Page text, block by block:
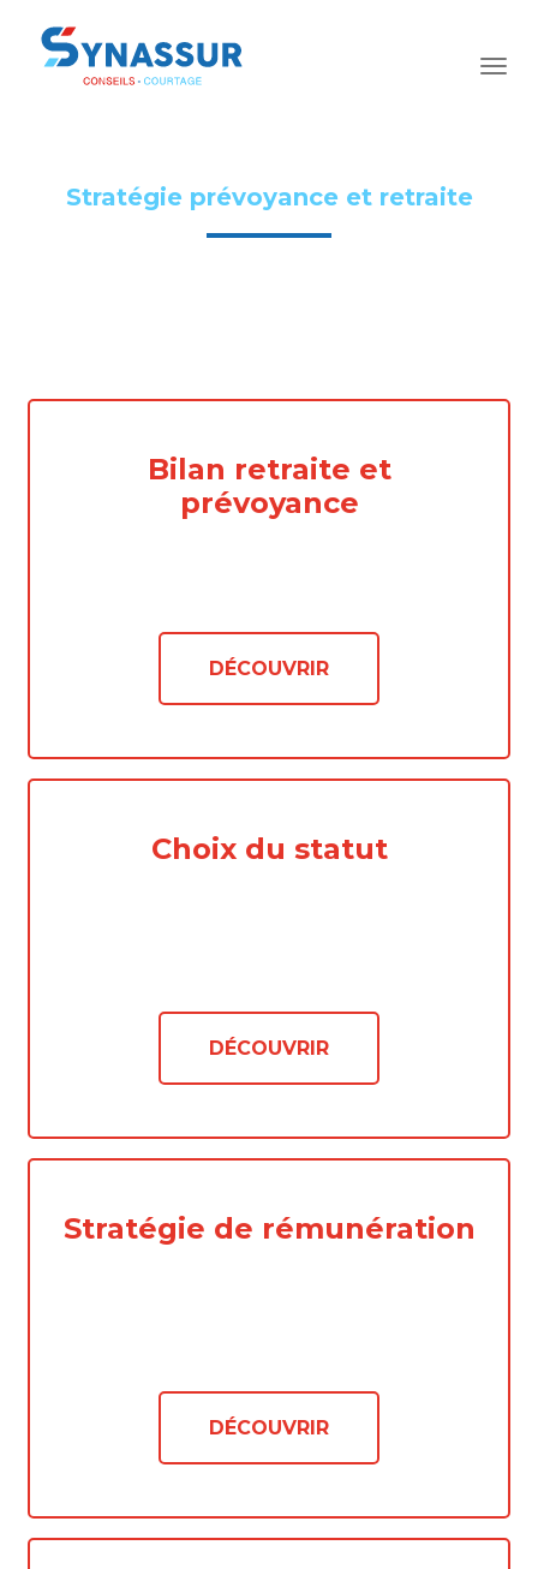
Stratégie prévoyance et retraite
Bilan retraite et
prévoyance
DÉCOUVRIR
Choix du statut
DÉCOUVRIR
Stratégie de rémunération
DÉCOUVRIR